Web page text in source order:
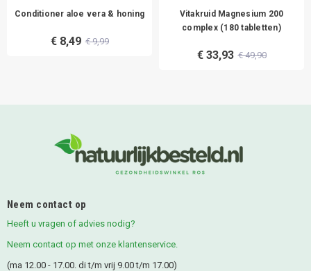
Conditioner aloe vera & honing
€ 8,49 € 9,99
Vitakruid Magnesium 200
complex (180 tabletten)
€ 33,93 € 49,90
Neem contact op
Heeft u vragen of advies nodig?
Neem contact op met onze klantenservice.
(ma 12.00 - 17.00. di t/m vrij 9.00 t/m 17.00)